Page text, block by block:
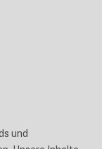
und